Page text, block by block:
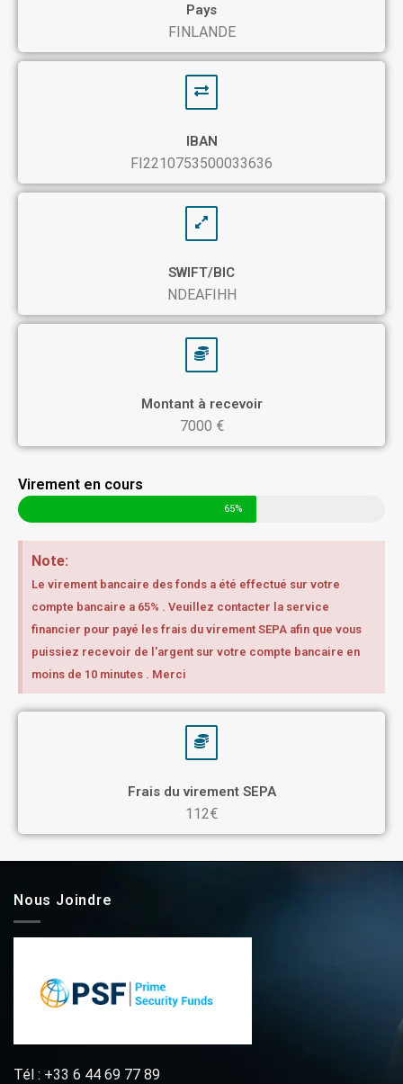
Pays
FINLANDE
IBAN
FI2210753500033636
SWIFT/BIC
NDEAFIHH
Montant à recevoir
7000 €
Virement en cours
65%
Note:
Le virement bancaire des fonds a été effectué sur votre
compte bancaire a 65% . Veuillez contacter la service
financier pour payé les frais du virement SEPA afin que vous
puissiez recevoir de l'argent sur votre compte bancaire en
moins de 10 minutes . Merci
Frais du virement SEPA
112€
Nous Joindre
Tél : +33 6 44 69 77 89